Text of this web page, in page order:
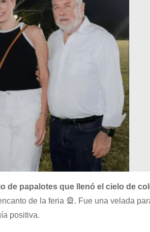
de papalotes que llenó el cielo de
de la feria 🎡. Fue una velada
positiva.